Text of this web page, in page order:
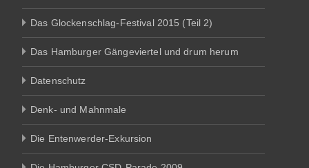
Das Glockenschlag-Festival 2015 (Teil 2)
Das Hamburger Gängeviertel und drum herum
Datenschutz
Denk- und Mahnmale
Die Entenwerder-Exkursion